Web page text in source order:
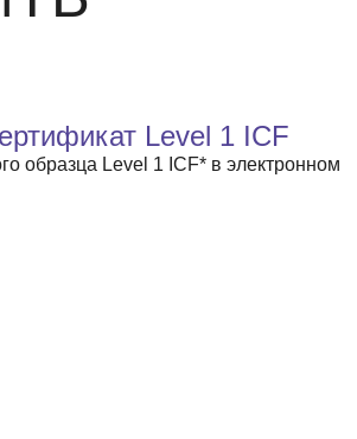
Level 1 ICF
образца Level 1 ICF* в электронном